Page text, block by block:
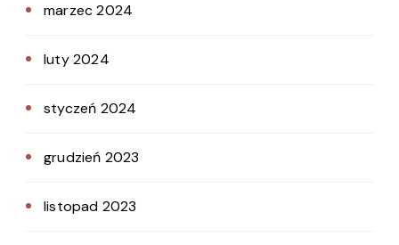
marzec 2024
luty 2024
styczeń 2024
grudzień 2023
listopad 2023